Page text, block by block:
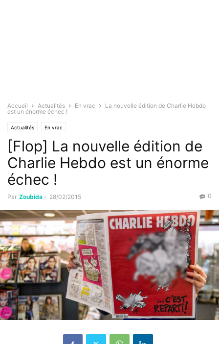
Accueil Actualités En vrac
La nouvelle édition de Charlie Hebdo
est un énorme échec !
Actualités En vrac
[Flop] La nouvelle édition de
Charlie Hebdo est un énorme
échec !
Par Zoubida - 28/02/2015 0